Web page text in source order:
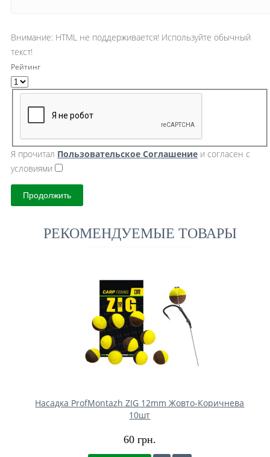
Внимание: HTML не поддерживается! Используйте обычный
текст!
Рейтинг
Я прочитал Пользовательское Cоглашение и согласен с
условиями
Продолжить
РЕКОМЕНДУЕМЫЕ ТОВАРЫ
Насадка ProfMontazh ZIG 12mm Жовто-Коричнева
10шт
60 грн.